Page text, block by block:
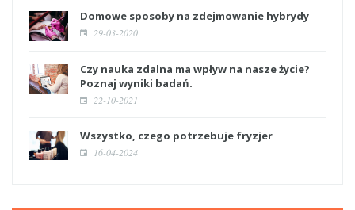
Domowe sposoby na zdejmowanie hybrydy
29-03-2020
Czy nauka zdalna ma wpływ na nasze życie?
Poznaj wyniki badań.
22-10-2021
Wszystko, czego potrzebuje fryzjer
16-04-2024